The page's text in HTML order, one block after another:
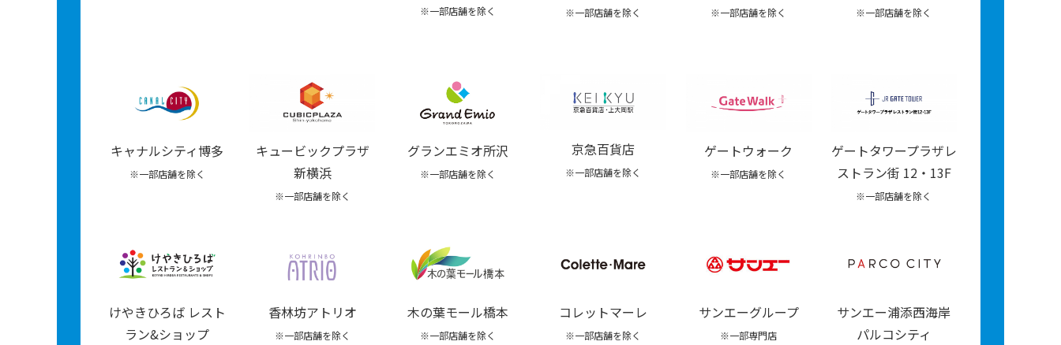
※一部店舗を除く ※一部店舗を除く ※一部店舗を除く ※一部店舗を除く
キャナルシティ博多
※一部店舗を除く
キュービックプラザ
新横浜
※一部店舗を除く
グランエミオ所沢
※一部店舗を除く
京急百貨店
※一部店舗を除く
ゲートウォーク
※一部店舗を除く
ゲートタワープラザレ
ストラン街 12・13F
※一部店舗を除く
けやきひろば レスト
ラン&ショップ
香林坊アトリオ
※一部店舗を除く
木の葉モール橋本
※一部店舗を除く
コレットマーレ
※一部店舗を除く
サンエーグループ
※一部専門店
サンエー浦添西海岸
パルコシティ